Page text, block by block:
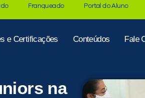
Franqueado Portal do Aluno
e Certificações Conteúdos Fale
na